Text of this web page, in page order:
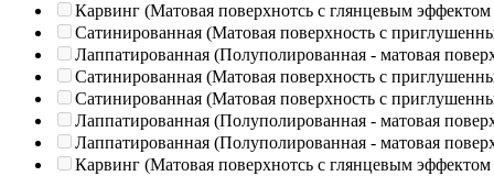
Карвинг (Матовая поверхнотсь с глянцевым эффектом
Сатинированная (Матовая поверхность с
Лаппатированная (Полуполированная - матовая
Сатинированная (Матовая поверхность с
Сатинированная (Матовая поверхность с
Лаппатированная (Полуполированная - матовая
Лаппатированная (Полуполированная - матовая
Карвинг (Матовая поверхнотсь с глянцевым эффектом